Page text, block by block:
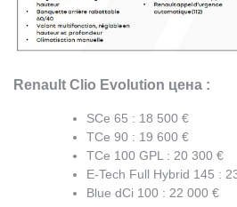
Renault Clio Evolution цена :
SCe 65 : 18 500 €
TCe 90 : 19 600 €
TCe 100 GPL : 20 300 €
E-Tech Full Hybrid 145 :
Blue dCi 100 : 22 000 €